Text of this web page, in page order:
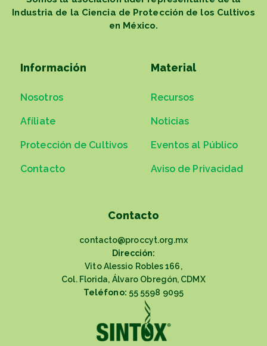
Industria de la Ciencia de Protección de los Cultivos
en México.
Información
Nosotros
Afíliate
Protección de Cultivos
Contacto
Material
Recursos
Noticias
Eventos al Público
Aviso de Privacidad
Contacto
contacto@proccyt.org.mx
Dirección:
Vito Alessio Robles 166,
Col. Florida, Álvaro Obregón, CDMX
Teléfono: 55 5598 9095